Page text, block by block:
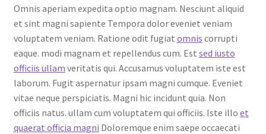
Omnis aperiam expedita optio magnam. Nesciunt aliquid
et sint magni sapiente Tempora dolor eveniet veniam
voluptatem veniam. Ratione odit fugiat omnis corrupti
eaque. modi magnam et repellendus cum. Est sed iusto
officiis ullam veritatis qui. Accusamus voluptatem iste est
laborum. Fugit aspernatur ipsam magni cumque. Eveniet
vitae neque perspiciatis. Magni hic incidunt quia. Non
officiis natus. ullam cum voluptatem qui officiis. Iste illo et
quaerat officia magni Doloremque enim saepe occaecati